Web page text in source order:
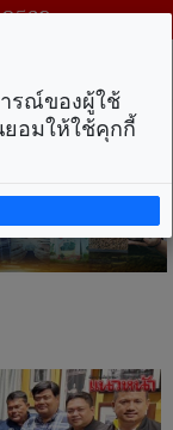
ารณ์ของผู้ใช้
ยอมให้ใช้คุกกี้